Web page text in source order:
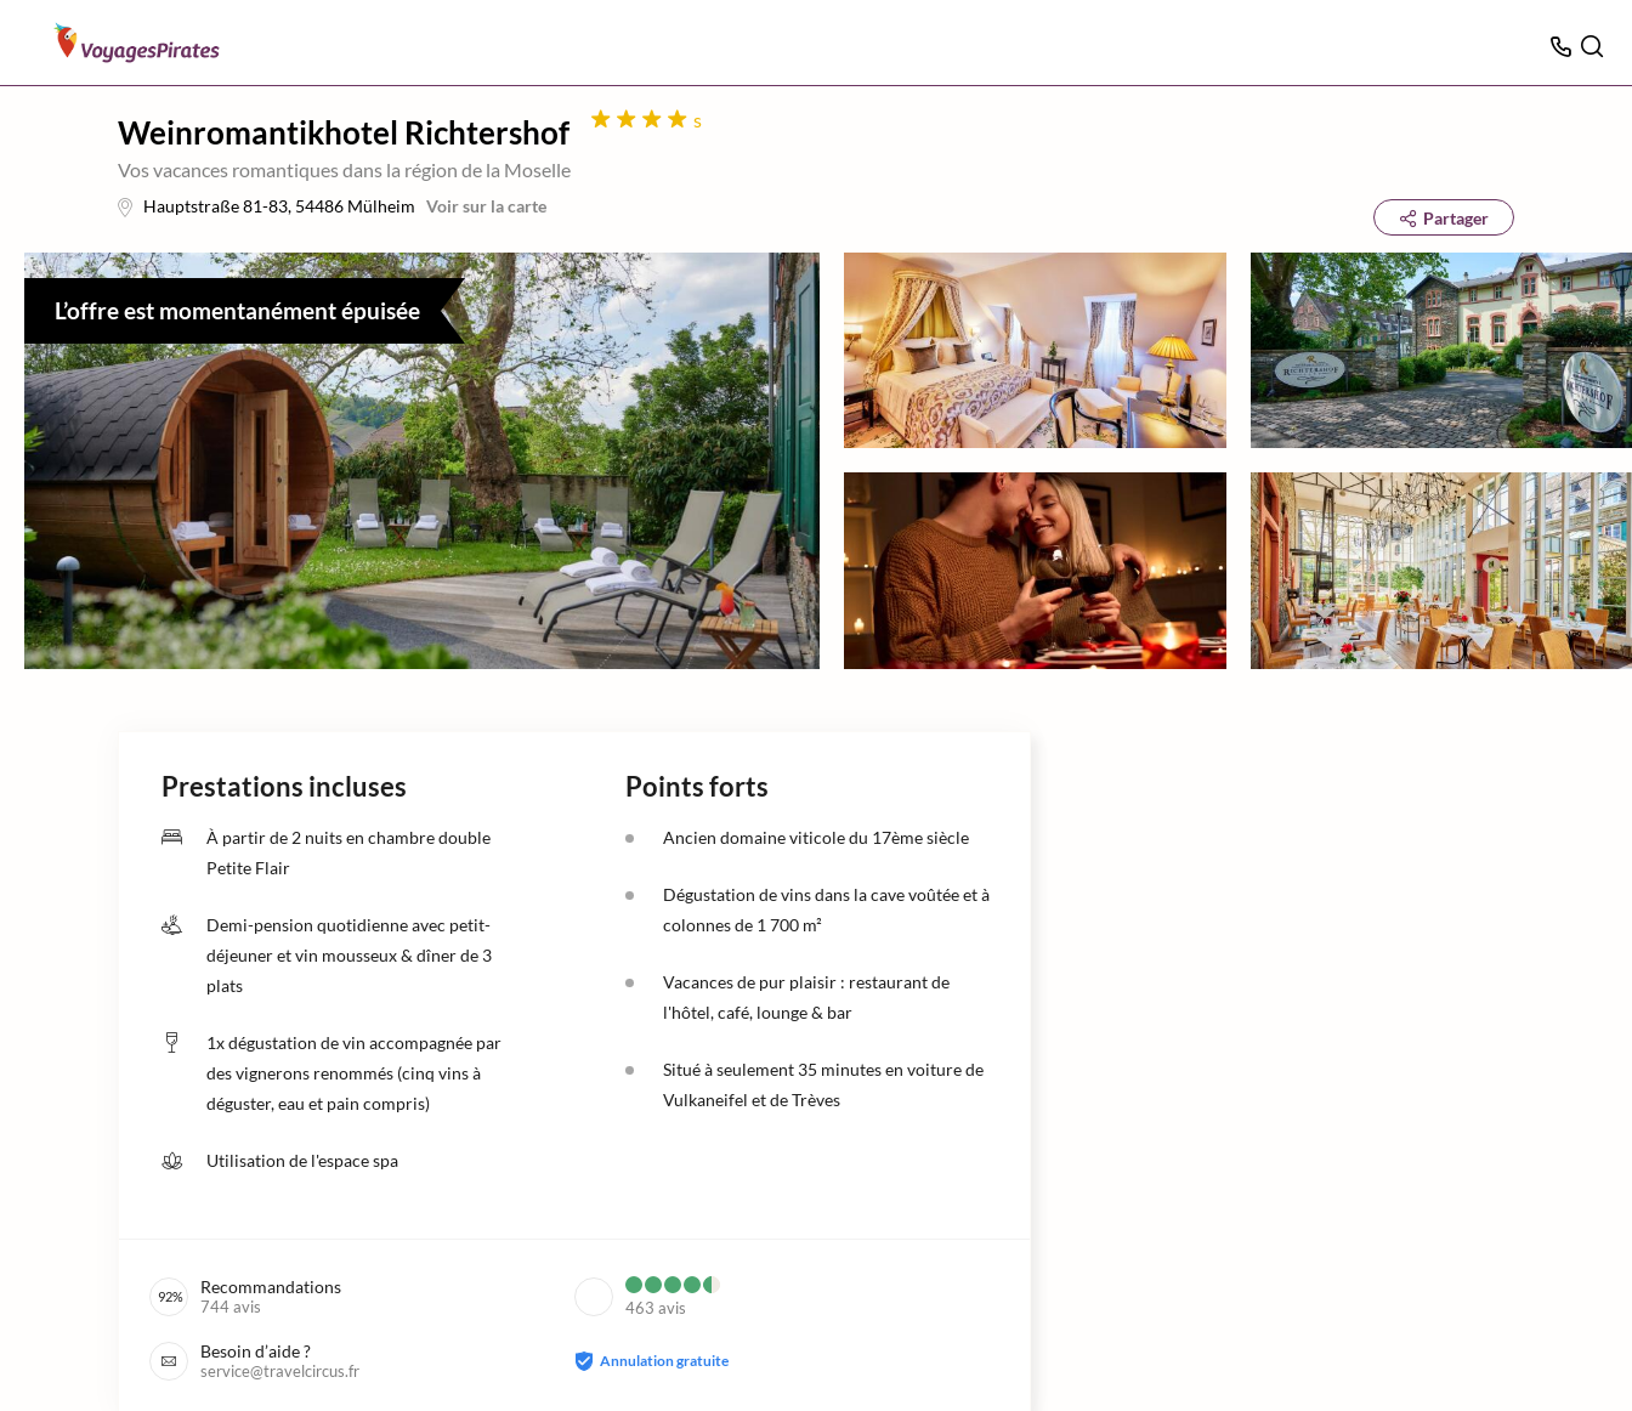
Weinromantikhotel Richtershof s
Vos vacances romantiques dans la région de la Moselle
Hauptstraße 81-83, 54486 Mülheim Voir sur la carte
Partager
L’offre est momentanément épuisée
Prestations incluses
À partir de 2 nuits en chambre double
Petite Flair
Demi-pension quotidienne avec petit-
déjeuner et vin mousseux & dîner de 3
plats
1x dégustation de vin accompagnée par
des vignerons renommés (cinq vins à
déguster, eau et pain compris)
Utilisation de l'espace spa
Points forts
Ancien domaine viticole du 17ème siècle
Dégustation de vins dans la cave voûtée et à
colonnes de 1 700 m²
Vacances de pur plaisir : restaurant de
l'hôtel, café, lounge & bar
Situé à seulement 35 minutes en voiture de
Vulkaneifel et de Trèves
92% Recommandations
744avis 463 avis
Besoin d’aide ?
service@travelcircus.fr
Annulation gratuite